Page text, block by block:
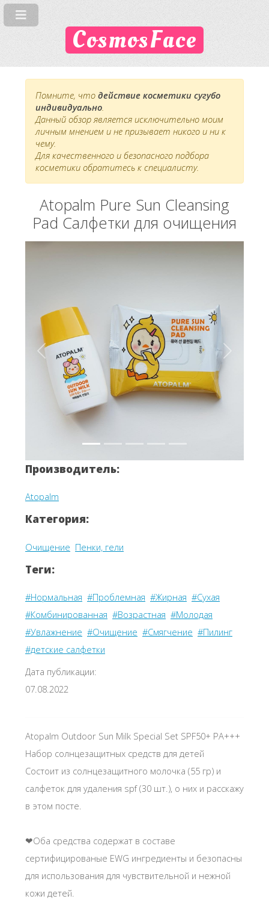
CosmosFace
Помните, что действие косметики сугубо
индивидуально.
Данный обзор является исключительно моим
личным мнением и не призывает никого и ни к
чему.
Для качественного и безопасного подбора
косметики обратитесь к специалисту.
Atopalm Pure Sun Cleansing
Pad Салфетки для очищения
Вперёд Назад
Производитель:
Atopalm
Категория:
Очищение Пенки, гели
Теги:
#Нормальная #Проблемная #Жирная #Сухая
#Комбинированная #Возрастная #Молодая
#Увлажнение #Очищение #Смягчение #Пилинг
#детские салфетки
Дата публикации:
07.08.2022
Atopalm Outdoor Sun Milk Special Set SPF50+ PA+++
Набор солнцезащитных средств для детей
Состоит из солнцезащитного молочка (55 гр) и
салфеток для удаления spf (30 шт.), о них и расскажу
в этом посте.
❤Оба средства содержат в составе
сертифицированые EWG ингредиенты и безопасны
для использования для чувствительной и нежной
кожи детей.